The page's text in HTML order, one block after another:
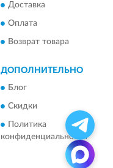
Доставка
Оплата
Возврат товара
ДОПОЛНИТЕЛЬНО
Блог
Скидки
Политика
конфиденциальности